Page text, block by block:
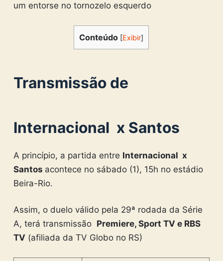
um entorse no tornozelo esquerdo
Conteúdo [Exibir]
Transmissão de
Internacional x Santos
A princípio, a partida entre Internacional x
Santos acontece no sábado (1), 15h no estádio
Beira-Rio.
Assim, o duelo válido pela 29ª rodada da Série
A, terá transmissão Premiere, Sport TV e RBS
TV (afiliada da TV Globo no RS)